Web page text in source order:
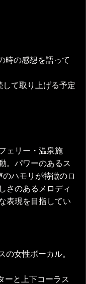
時の感想を語って
て取り上げる予定
ェリー・温泉施
。パワーのあるス
ハモリが特徴のロ
さのあるメロディ
表現を目指してい
女性ボーカル。
と上下コーラス